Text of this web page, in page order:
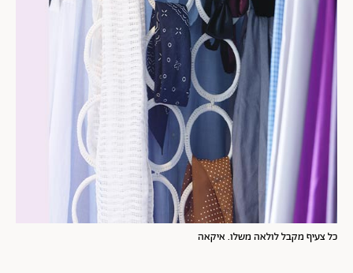
כל צעיף מקבל לולאה משלו. איקאה